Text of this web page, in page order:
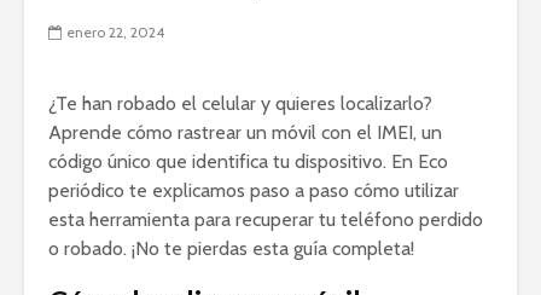
enero 22, 2024
¿Te han robado el celular y quieres localizarlo?
Aprende cómo rastrear un móvil con el IMEI, un
código único que identifica tu dispositivo. En Eco
periódico te explicamos paso a paso cómo utilizar
esta herramienta para recuperar tu teléfono perdido
o robado. ¡No te pierdas esta guía completa!